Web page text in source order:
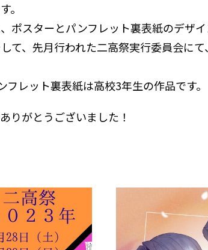
。
ポスターとパンフレット裏表紙のデザ
て、先月行われた二高祭実行委員会に
レット裏表紙は高校3年生の作品です。
りがとうございました！